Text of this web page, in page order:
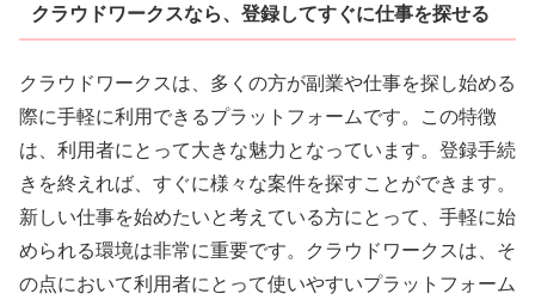
クラウドワークスなら、登録してすぐに仕事を探せる
クラウドワークスは、多くの方が副業や仕事を探し始める
際に手軽に利用できるプラットフォームです。この特徴
は、利用者にとって大きな魅力となっています。登録手続
きを終えれば、すぐに様々な案件を探すことができます。
新しい仕事を始めたいと考えている方にとって、手軽に始
められる環境は非常に重要です。クラウドワークスは、そ
の点において利用者にとって使いやすいプラットフォーム